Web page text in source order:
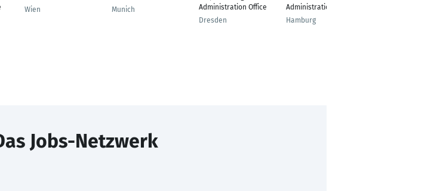
Wien
Munich
Administration Office
Dresden
Administration IBL
Hamburg
Jobs-Netzwerk